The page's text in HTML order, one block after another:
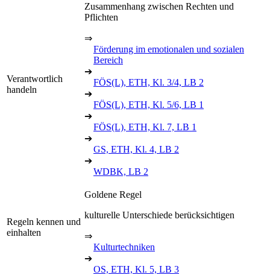
Verantwortlich
handeln
Zusammenhang zwischen Rechten und
Pflichten
⇒
Förderung im emotionalen und sozialen
Bereich
➔
FÖS(L), ETH, Kl. 3/4, LB 2
➔
FÖS(L), ETH, Kl. 5/6, LB 1
➔
FÖS(L), ETH, Kl. 7, LB 1
➔
GS, ETH, Kl. 4, LB 2
➔
WDBK, LB 2
Regeln kennen und
einhalten
Goldene Regel
kulturelle Unterschiede berücksichtigen
⇒
Kulturtechniken
➔
OS, ETH, Kl. 5, LB 3